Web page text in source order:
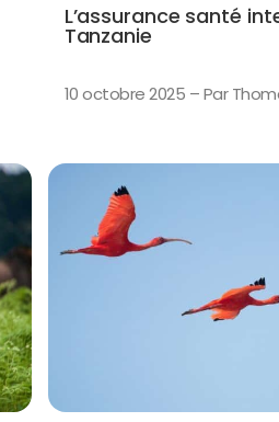
L’assurance santé
Tanzanie
10 octobre 2025 – Par